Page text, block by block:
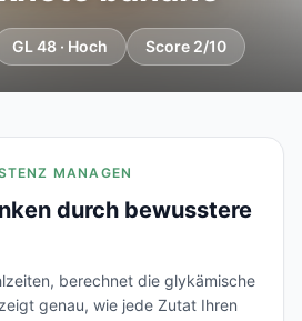
GL 48 · Hoch Score 2/10
MANAGEN
durch bewusstere
berechnet die glykämische
genau, wie jede Zutat Ihren